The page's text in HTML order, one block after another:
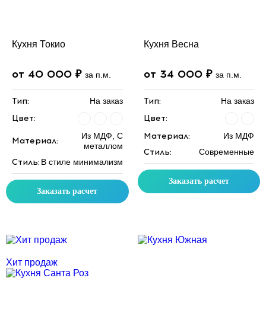
Кухня Токио
от 40 000 ₽ за п.м.
Тип: На заказ
Цвет:
Материал:
Из МДФ, С
металлом
Стиль: В стиле минимализм
Заказать расчет
Кухня Весна
от 34 000 ₽ за п.м.
Тип: На заказ
Цвет:
Материал:
Из МДФ
Стиль: Современные
Заказать расчет
Хит продаж